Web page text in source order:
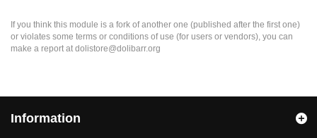
If you think this module is a fork of another one (published after the first one)
or violates some terms or conditions of use (for users or vendors), you can
make a report at dolistore@dolibarr.org
Information